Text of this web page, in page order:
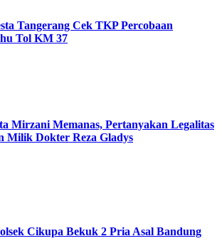
Tangerang Cek TKP Percobaan
Tol KM 37
Mirzani Memanas, Pertanyakan Legalitas
Milik Dokter Reza Gladys
Cikupa Bekuk 2 Pria Asal Bandung